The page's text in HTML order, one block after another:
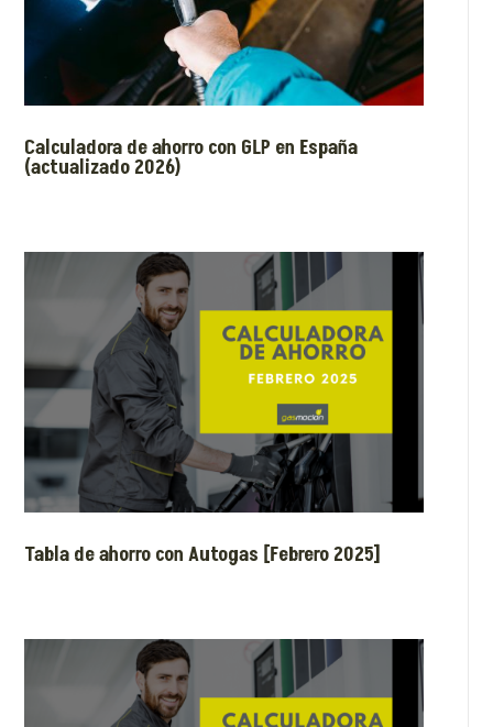
Calculadora de ahorro con GLP en España
(actualizado 2026)
Tabla de ahorro con Autogas [Febrero 2025]